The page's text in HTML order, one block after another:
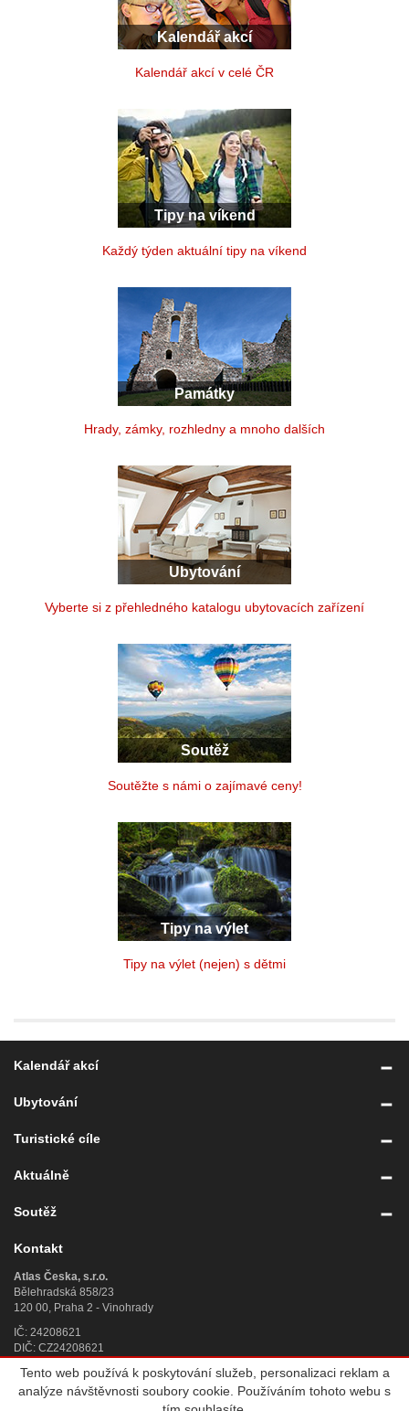
Kalendář akcí
Kalendář akcí v celé ČR
Tipy na víkend
Každý týden aktuální tipy na víkend
Památky
Hrady, zámky, rozhledny a mnoho dalších
Ubytování
Vyberte si z přehledného katalogu ubytovacích zařízení
Soutěž
Soutěžte s námi o zajímavé ceny!
Tipy na výlet
Tipy na výlet (nejen) s dětmi
Kalendář akcí
Ubytování
Turistické cíle
Aktuálně
Soutěž
Kontakt
Atlas Česka, s.r.o.
Bělehradská 858/23
120 00, Praha 2 - Vinohrady
IČ: 24208621
DIČ: CZ24208621
Úplný kontakt »
Atlas Česka, s.r.o., IČ 242 08 621, se sídlem Praha 2,
Tento web používá k poskytování služeb, personalizaci reklam a
analýze návštěvnosti soubory cookie. Používáním tohoto webu s